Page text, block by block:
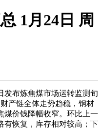
1月24日 周
布炼焦煤市场运转监测旬
产链全体走势趋稳，钢材
煤价钱降幅收窄。环比上一
有恢复，库存相对较高；下